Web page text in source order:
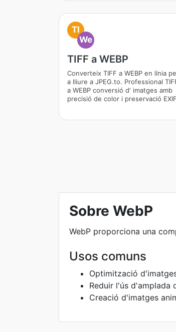
TI
We
TIFF a WEBP
Converteix TIFF a WEBP en línia
a lliure a JPEG.to. Professional
a WEBP conversió d' imatges amb
precisió de color i preservació
Sobre WebP
WebP proporciona una
Usos comuns
Optimització
Reduir l'ús d'amplada
Creació d'imatges